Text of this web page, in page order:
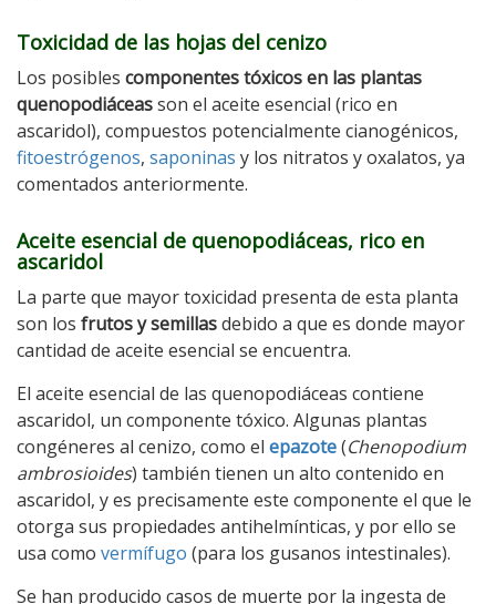
Toxicidad de las hojas del cenizo
Los posibles componentes tóxicos en las plantas
quenopodiáceasson el aceite esencial (rico en
ascaridol), compuestos potencialmente cianogénicos,
fitoestrógenos, saponinas y los nitratos y oxalatos, ya
comentados anteriormente.
Aceite esencial de quenopodiáceas, rico en
ascaridol
La parte que mayor toxicidad presenta de esta planta
son los frutos y semillasdebido a que es donde mayor
cantidad de aceite esencial se encuentra.
El aceite esencial de las quenopodiáceas contiene
ascaridol, un componente tóxico. Algunas plantas
congéneres al cenizo, como el epazote(Chenopodium
ambrosioides) también tienen un alto contenido en
ascaridol, y es precisamente este componente el que le
otorga sus propiedades antihelmínticas, y por ello se
usa como vermífugo (para los gusanos intestinales).
Se han producido casos de muerte por la ingesta de